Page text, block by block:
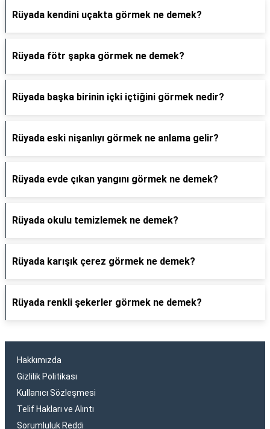
Rüyada kendini uçakta görmek ne demek?
Rüyada fötr şapka görmek ne demek?
Rüyada başka birinin içki içtiğini görmek nedir?
Rüyada eski nişanlıyı görmek ne anlama gelir?
Rüyada evde çıkan yangını görmek ne demek?
Rüyada okulu temizlemek ne demek?
Rüyada karışık çerez görmek ne demek?
Rüyada renkli şekerler görmek ne demek?
Hakkımızda
Gizlilik Politikası
Kullanıcı Sözleşmesi
Telif Hakları ve Alıntı
Sorumluluk Reddi